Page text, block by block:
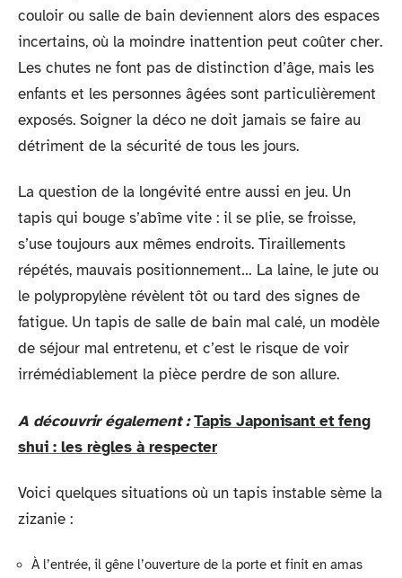
couloir ou salle de bain deviennent alors des espaces
incertains, où la moindre inattention peut coûter cher.
Les chutes ne font pas de distinction d’âge, mais les
enfants et les personnes âgées sont particulièrement
exposés. Soigner la déco ne doit jamais se faire au
détriment de la sécurité de tous les jours.
La question de la longévité entre aussi en jeu. Un
tapis qui bouge s’abîme vite : il se plie, se froisse,
s’use toujours aux mêmes endroits. Tiraillements
répétés, mauvais positionnement… La laine, le jute ou
le polypropylène révèlent tôt ou tard des signes de
fatigue. Un tapis de salle de bain mal calé, un modèle
de séjour mal entretenu, et c’est le risque de voir
irrémédiablement la pièce perdre de son allure.
A découvrir également : Tapis Japonisant et feng
shui : les règles à respecter
Voici quelques situations où un tapis instable sème la
zizanie :
À l’entrée, il gêne l’ouverture de la porte et finit en amas